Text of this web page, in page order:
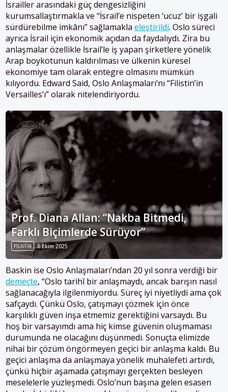
İsrailler arasındaki güç dengesizliğini
kurumsallaştırmakla ve “İsrail’e nispeten ‘ucuz’ bir işgali
sürdürebilme imkânı” sağlamakla eleştirildi. Oslo süreci
ayrıca İsrail için ekonomik açıdan da faydalıydı. Zira bu
anlaşmalar özellikle İsrail’le iş yapan şirketlere yönelik
Arap boykotunun kaldırılması ve ülkenin küresel
ekonomiye tam olarak entegre olmasını mümkün
kılıyordu. Edward Said, Oslo Anlaşmaları’nı “Filistin’in
Versailles’ı” olarak nitelendiriyordu.
Prof. Diana Allan: “Nakba Bitmedi,
Farklı Biçimlerde Sürüyor”
FILISTIN 6 Ekim 2025
Baskin ise Oslo Anlaşmaları’ndan 20 yıl sonra verdiği bir
demeçte, “Oslo tarihî bir anlaşmaydı, ancak barışın nasıl
sağlanacağıyla ilgilenmiyordu. Süreç iyi niyetliydi ama çok
safçaydı. Çünkü Oslo, çatışmayı çözmek için önce
karşılıklı güven inşa etmemiz gerektiğini varsaydı. Bu
hoş bir varsayımdı ama hiç kimse güvenin oluşmaması
durumunda ne olacağını düşünmedi. Sonuçta elimizde
nihai bir çözüm öngörmeyen geçici bir anlaşma kaldı. Bu
geçici anlaşma da anlaşmaya yönelik muhalefeti artırdı,
çünkü hiçbir aşamada çatışmayı gerçekten besleyen
meselelerle yüzleşmedi. Oslo’nun başına gelen esasen